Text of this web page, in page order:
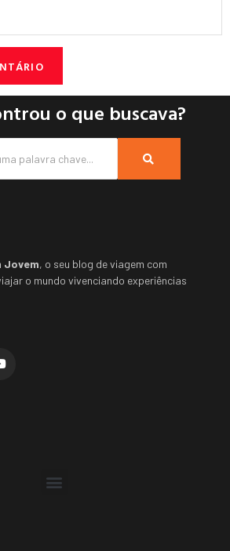
o que buscava?
Jovem, o seu blog de viagem com
o mundo vivenciando experiências